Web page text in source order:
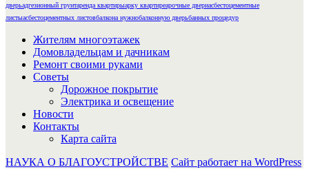
дверьадгезионный грунтаренда квартирыарку квартиреарочные двериасбестоцементные
листыасбестоцементных листовбалкона нужнобалконную дверьбанных процедур
Жителям многоэтажек
Домовладельцам и дачникам
Ремонт своими руками
Советы
Дорожное покрытие
Электрика и освещение
Новости
Контакты
Карта сайта
НАУКА О БЛАГОУСТРОЙСТВЕ Сайт работает на WordPress